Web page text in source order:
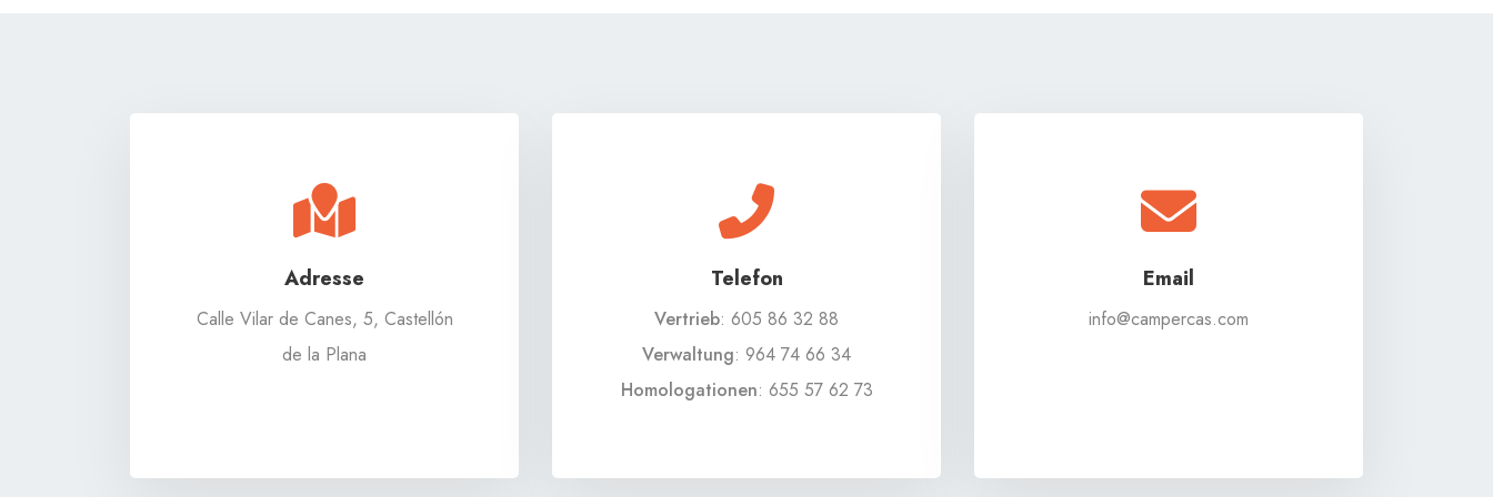
Adresse
Calle Vilar de Canes, 5, Castellón
de la Plana
Telefon
Vertrieb: 605 86 32 88
Verwaltung: 964 74 66 34
Homologationen: 655 57 62 73
Email
info@campercas.com